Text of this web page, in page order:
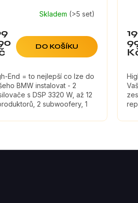
Skladem (>5 set)
DO KOŠÍKU
End = to nejlepší co lze do
BMW instalovat - 2
s DSP 3320 W, až 12
2 subwoofery, 1